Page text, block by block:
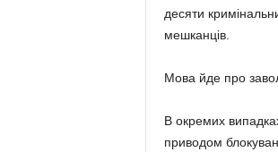
десяти
мешканців.
Мова йде про
В окремих
приводом